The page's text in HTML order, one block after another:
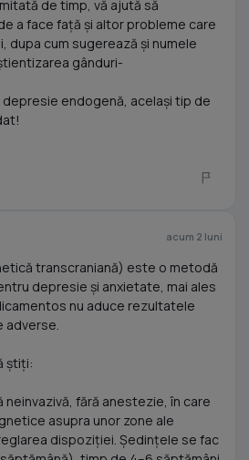
de timp, vă ajută să
a face față și altor probleme care
dupa cum sugerează și numele
gânduri-
depresie endogenă, același tip de
acum 2 luni
transcraniană) este o metodă
depresie și anxietate, mai ales
nu aduce rezultatele
adverse.
știți:
fără anestezie, în care
asupra unor zone ale
dispoziției. Ședințele se fac